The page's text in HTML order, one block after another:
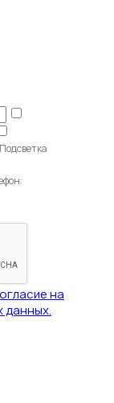
Подсветка
на
данных.